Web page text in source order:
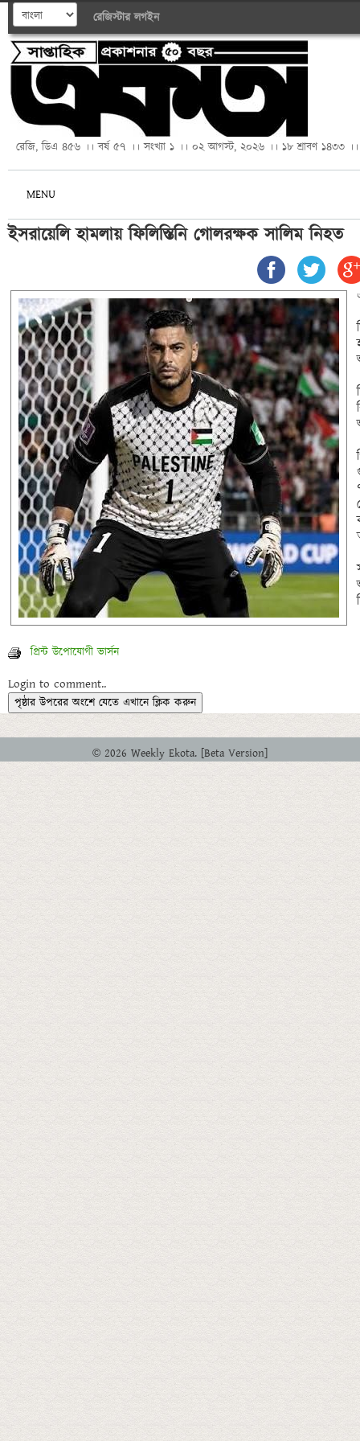
রেজিস্টার লগইন
রেজি, ডিএ ৪৫৬ ।। বর্ষ ৫৭ ।। সংখ্যা ১ ।। ০২ আগস্ট, ২০২৬ ।। ১৮ শ্রাবণ ১৪৩৩ ।।
MENU
ইসরায়েলি হামলায় ফিলিস্তিনি গোলরক্ষক সালিম নিহত
প্রিন্ট উপোযোগী ভার্সন
Login to comment..
পৃষ্ঠার উপরের অংশে যেতে এখানে ক্লিক করুন
© 2026 Weekly Ekota. [Beta Version]